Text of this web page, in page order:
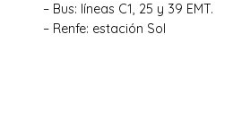
– Bus: líneas C1, 25 y 39 EMT.
– Renfe: estación Sol